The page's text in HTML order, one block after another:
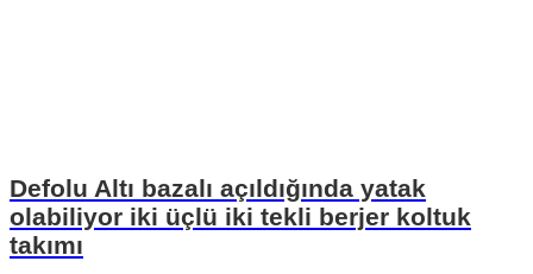
Defolu Altı bazalı açıldığında yatak
olabiliyor iki üçlü iki tekli berjer koltuk
takımı